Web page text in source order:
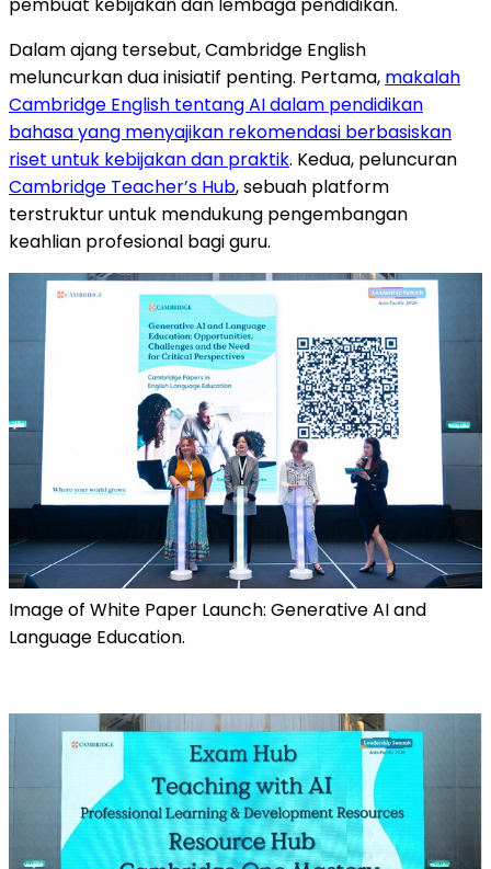
Dalam ajang tersebut, Cambridge English
meluncurkan dua inisiatif penting. Pertama, makalah
Cambridge English tentang AI dalam pendidikan
bahasa yang menyajikan rekomendasi berbasiskan
riset untuk kebijakan dan praktik. Kedua, peluncuran
Cambridge Teacher’s Hub, sebuah platform
terstruktur untuk mendukung pengembangan
keahlian profesional bagi guru.
Image of White Paper Launch: Generative AI and
Language Education.